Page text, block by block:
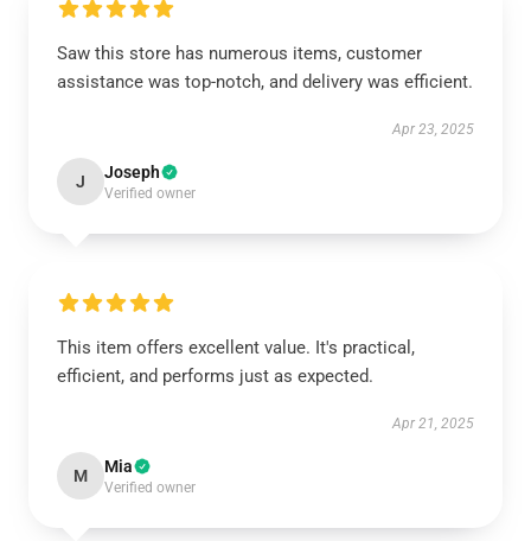
Saw this store has numerous items, customer
assistance was top-notch, and delivery was efficient.
Apr 23, 2025
J Joseph
Verified owner
This item offers excellent value. It's practical,
efficient, and performs just as expected.
Apr 21, 2025
M Mia
Verified owner